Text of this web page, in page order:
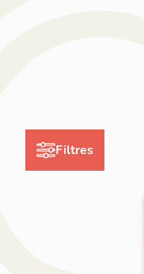
Filtres